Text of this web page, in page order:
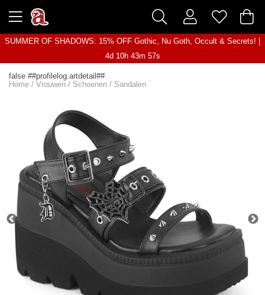
SUMMER OF SHADOWS: 15% OFF Gothic, Nu Goth, Occult & Secrets! |
4d 10h 43m 57s
false ##profilelog.artdetail##
Home / Vrouwen / Schoenen / Sandalen